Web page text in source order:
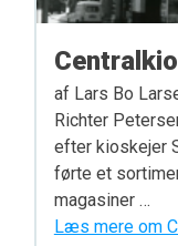
af Lars Bo
Richter
efter kioskejer
førte et
magasiner …
Læs mere om